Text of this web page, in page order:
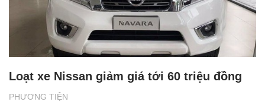
PHƯƠNG TIỆN
Loạt xe Nissan giảm giá tới 60 triệu đồng